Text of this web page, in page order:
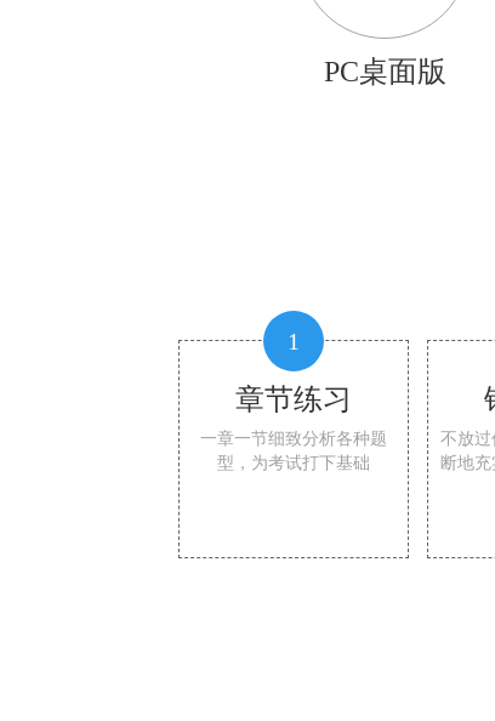
PC桌面版
1
章节练习
一章一节细致分析各种题
型，为考试打下基础
不放过
断地